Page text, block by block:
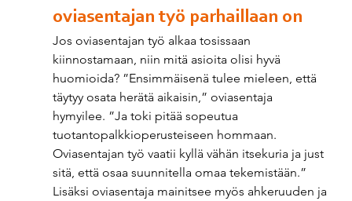
oviasentajan työ parhaillaan on
Jos oviasentajan työ alkaa tosissaan
kiinnostamaan, niin mitä asioita olisi hyvä
huomioida? ”Ensimmäisenä tulee mieleen, että
täytyy osata herätä aikaisin,” oviasentaja
hymyilee. ”Ja toki pitää sopeutua
tuotantopalkkioperusteiseen hommaan.
Oviasentajan työ vaatii kyllä vähän itsekuria ja just
sitä, että osaa suunnitella omaa tekemistään.”
Lisäksi oviasentaja mainitsee myös ahkeruuden ja